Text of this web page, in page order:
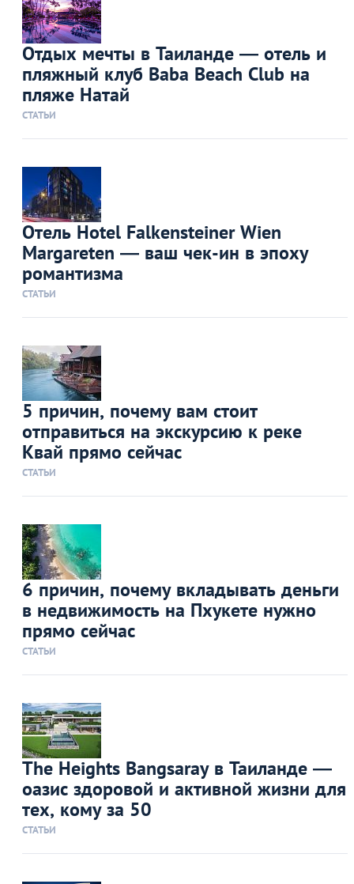
Отдых мечты в Таиланде — отель и
пляжный клуб Baba Beach Club на
пляже Натай
СТАТЬИ
Отель Hotel Falkensteiner Wien
Margareten — ваш чек-ин в эпоху
романтизма
СТАТЬИ
5 причин, почему вам стоит
отправиться на экскурсию к реке
Квай прямо сейчас
СТАТЬИ
6 причин, почему вкладывать деньги
в недвижимость на Пхукете нужно
прямо сейчас
СТАТЬИ
The Heights Bangsaray в Таиланде —
оазис здоровой и активной жизни для
тех, кому за 50
СТАТЬИ